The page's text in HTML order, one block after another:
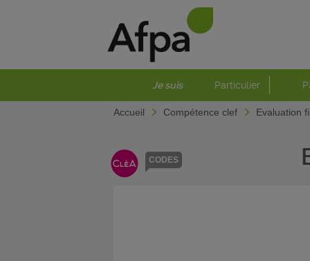
Je suis Particulier
Accueil Compétence clef Evaluation
CODES